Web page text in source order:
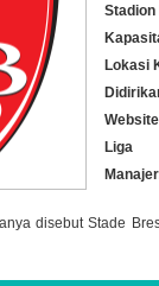
Stadion
Lokasi
Website
Liga
disebut Stade